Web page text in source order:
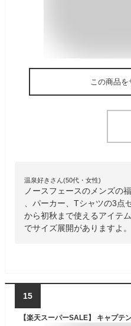
この商品
温泉好きさん(50代・女性)
ノースフェースのメンズの
、パーカー、Tシャツの3
から初秋まで使えるアイテ
でサイズ展開がありますよ。
15